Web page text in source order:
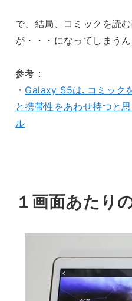
で、結局、コミックを読
が・・・になってしまうん
参考：
・ Galaxy S5は､コミック
と携帯性をあわせ持つと
ル
１画面あたり